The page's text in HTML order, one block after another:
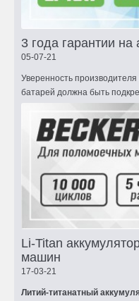
3 года гарантии на
05-07-21
Уверенность
батарей должна быть
Li-Titan
машин
17-03-21
Литий-титанатный